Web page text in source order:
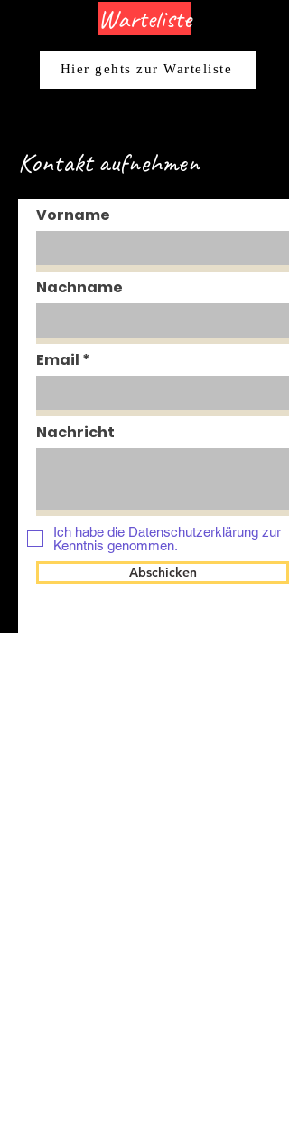
Warteliste
Hier gehts zur Warteliste
Kontakt aufnehmen
Vorname
Nachname
Email
Nachricht
Ich habe die Datenschutzerklärung zur
Kenntnis genommen.
Abschicken